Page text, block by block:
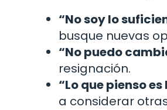
“No soy lo
busque nuevas
“No puedo
resignación.
“Lo que pienso
a considerar